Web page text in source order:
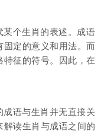
某个生肖的表述。成语
定的意义和用法。而
征的符号。因此，在
成语与生肖并无直接关
读生肖与成语之间的